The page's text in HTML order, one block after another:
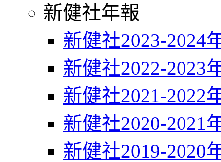
新健社年報
新健社2023-2024
新健社2022-2023
新健社2021-2022
新健社2020-2021
新健社2019-2020